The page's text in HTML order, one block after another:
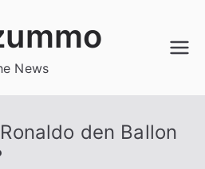
News
den Ballon